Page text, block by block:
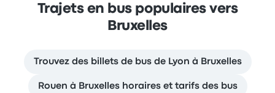
Trajets en bus populaires vers
Bruxelles
Trouvez des billets de bus de Lyon à Bruxelles
Rouen à Bruxelles horaires et tarifs des bus